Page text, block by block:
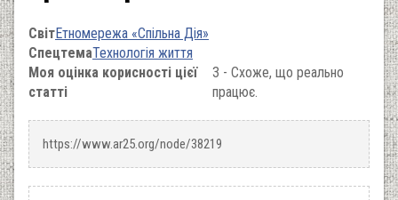
СвітЕтномережа «Спільна Дія»
СпецтемаТехнологія життя
Моя оцінка корисності цієї
статті
3 - Схоже, що реально
працює.
https://www.ar25.org/node/38219